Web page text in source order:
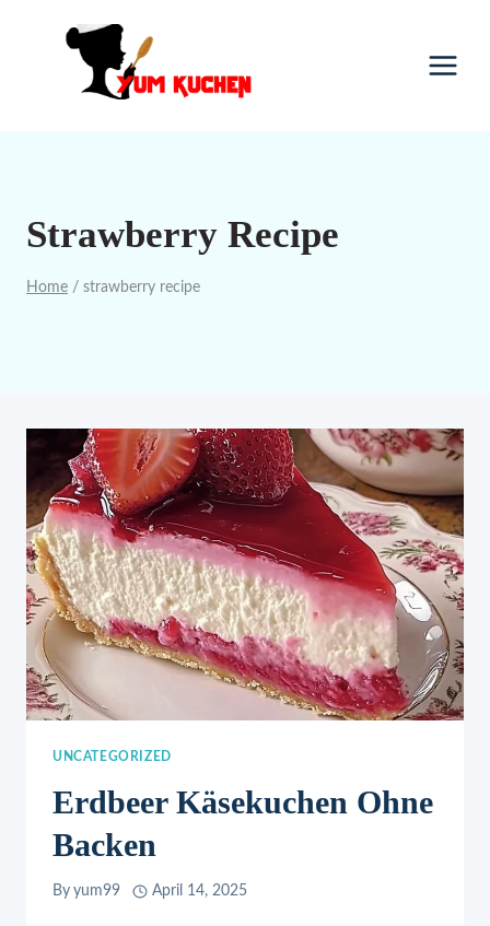
Strawberry Recipe
Home / strawberry recipe
UNCATEGORIZED
Erdbeer Käsekuchen Ohne
Backen
By yum99 April 14, 2025